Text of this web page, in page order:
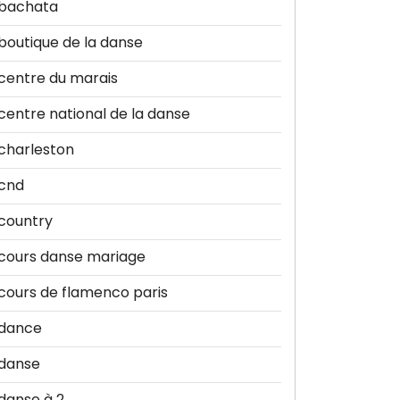
de la danse
du marais
national de la danse
danse mariage
de flamenco paris